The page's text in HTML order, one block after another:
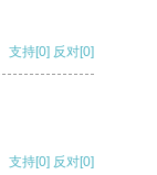
支持[0] 反对[0]
支持[0] 反对[0]